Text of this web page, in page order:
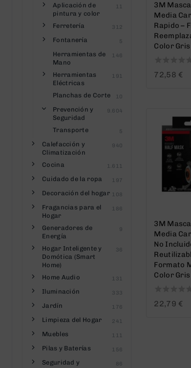
3M
Media
Rapido –
Color Gris
0
72,58 €
3M
Media
No
Formato
Color Gris
0
22,79 €
Aplicación de
pintura y color
11
Ferretería 312
Fontanería 5
Herramientas de
Mano
146
Herramientas
Eléctricas
191
Planchas de Corte 10
Prevención y
Seguridad
9.604
Transporte 5
Calefacción y
Climatización
940
Cocina 1.611
Cuidado de la ropa 197
Decoración del hogar 108
Fragancias para el
Hogar
186
Generadores de
Energía
9
Hogar Inteligente y
Domótica (Smart
Home)
36
Home Audio 131
Iluminación 333
Jardín 176
Limpieza del Hogar 241
Muebles 111
Pilas y Baterías 156
Seguridad y
86